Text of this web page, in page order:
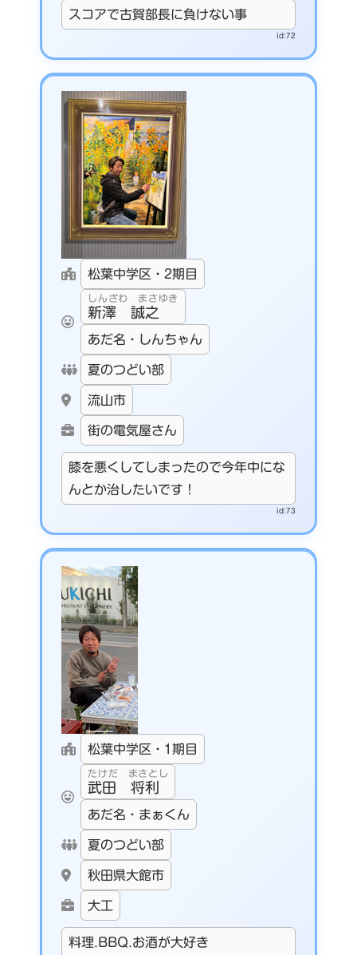
スコアで古賀部長に負けない事
id:72
松葉中学区・2期目
しんざわ まさゆき
新澤 誠之
あだ名・しんちゃん
夏のつどい部
流山市
街の電気屋さん
膝を悪くしてしまったので今年中にな
んとか治したいです！
id:73
松葉中学区・1期目
たけだ まさとし
武田 将利
あだ名・まぁくん
夏のつどい部
秋田県大館市
大工
料理.BBQ.お酒が大好き